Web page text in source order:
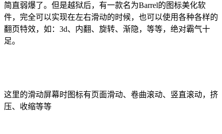
简直弱爆了。但是越狱后，有一款名为Barrel的图标美化软
件，完全可以实现在左右滑动的时候，也可以使用各种各样的
翻页特效，如：3d、内翻、旋转、渐隐，等等，绝对霸气十
足。
这里的滑动屏幕时图标有页面滑动、卷曲滚动、竖直滚动，挤
压、收缩等等